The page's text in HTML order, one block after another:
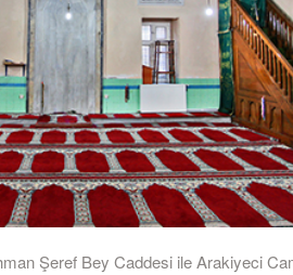
Şeref Bey Caddesi ile Arakiyeci